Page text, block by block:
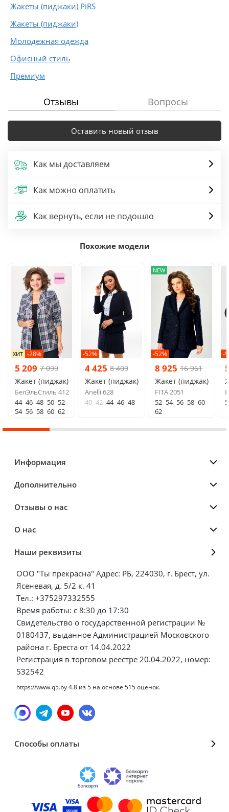
Жакеты (пиджаки) PiRS
Жакеты (пиджаки)
Молодежная одежда
Офисный стиль
Премиум
Отзывы Вопросы
Оставить новый отзыв
Как мы доставляем
Как можно оплатить
Как вернуть, если не подошло
Похожие модели
ХИТ -28%
5 209 7 099
Жакет (пиджак)
БелЭльСтиль 412
44 46 48 50 52
54 56 58 60 62
-52%
4 425 8 409
Жакет (пиджак)
Anelli 628
40 42 44 46 48
NEW
-52%
8 925 16 961
Жакет (пиджак)
FITA 2051
52 54 56 58 60
62
-
Информация
Дополнительно
Отзывы о нас
О нас
Наши реквизиты
ООО "Ты прекрасна" Адрес: РБ, 224030, г. Брест, ул.
Ясеневая, д. 5/2 к. 41
Тел.: +375297332555
Время работы: с 8:30 до 17:30
Свидетельство о государственной регистрации №
0180437, выданное Администрацией Московского
района г. Бреста от 14.04.2022
Регистрация в торговом реестре 20.04.2022, номер:
532542
https://www.q5.by4.8 из5 на основе 515оценок.
Способы оплаты